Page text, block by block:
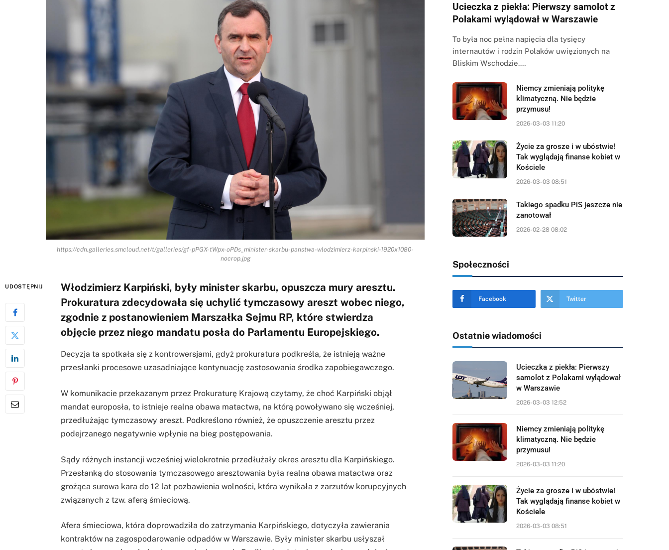
https://cdn.galleries.smcloud.net/t/galleries/gf-pPGX-tWpx-oPDs_minister-skarbu-panstwa-wlodzimierz-karpinski-1920x1080-
nocrop.jpg
UDOSTĘPNIJ
Włodzimierz Karpiński, były minister skarbu, opuszcza mury aresztu.
Prokuratura zdecydowała się uchylić tymczasowy areszt wobec niego,
zgodnie z postanowieniem Marszałka Sejmu RP, które stwierdza
objęcie przez niego mandatu posła do Parlamentu Europejskiego.
Decyzja ta spotkała się z kontrowersjami, gdyż prokuratura podkreśla, że istnieją ważne
przesłanki procesowe uzasadniające kontynuację zastosowania środka zapobiegawczego.
W komunikacie przekazanym przez Prokuraturę Krajową czytamy, że choć Karpiński objął
mandat europosła, to istnieje realna obawa matactwa, na którą powoływano się wcześniej,
przedłużając tymczasowy areszt. Podkreślono również, że opuszczenie aresztu przez
podejrzanego negatywnie wpłynie na bieg postępowania.
Sądy różnych instancji wcześniej wielokrotnie przedłużały okres aresztu dla Karpińskiego.
Przesłanką do stosowania tymczasowego aresztowania była realna obawa matactwa oraz
grożąca surowa kara do 12 lat pozbawienia wolności, która wynikała z zarzutów korupcyjnych
związanych z tzw. aferą śmieciową.
Afera śmieciowa, która doprowadziła do zatrzymania Karpińskiego, dotyczyła zawierania
kontraktów na zagospodarowanie odpadów w Warszawie. Były minister skarbu usłyszał
Ucieczka z piekła: Pierwszy samolot z
Polakami wylądował w Warszawie
To była noc pełna napięcia dla tysięcy
internautów i rodzin Polaków uwięzionych na
Bliskim Wschodzie.…
Niemcy zmieniają politykę
klimatyczną. Nie będzie
przymusu!
2026-03-03 11:20
Życie za grosze i w ubóstwie!
Tak wyglądają finanse kobiet w
Kościele
2026-03-03 08:51
Takiego spadku PiS jeszcze nie
zanotował
2026-02-28 08:02
Społeczności
Facebook Twitter
Ostatnie wiadomości
Ucieczka z piekła: Pierwszy
samolot z Polakami wylądował
w Warszawie
2026-03-03 12:52
Niemcy zmieniają politykę
klimatyczną. Nie będzie
przymusu!
2026-03-03 11:20
Życie za grosze i w ubóstwie!
Tak wyglądają finanse kobiet w
Kościele
2026-03-03 08:51